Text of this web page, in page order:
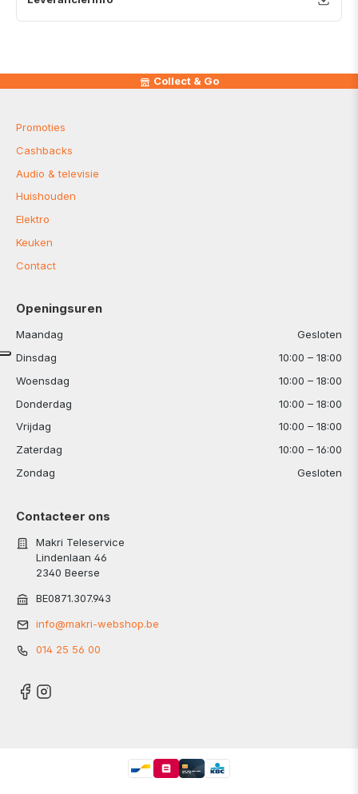
Collect & Go
Promoties
Cashbacks
Audio & televisie
Huishouden
Elektro
Keuken
Contact
Openingsuren
Maandag
Gesloten
Dinsdag
10:00 – 18:00
Woensdag
10:00 – 18:00
Donderdag
10:00 – 18:00
Vrijdag
10:00 – 18:00
Zaterdag
10:00 – 16:00
Zondag
Gesloten
Contacteer ons
Makri Teleservice
Lindenlaan 46
2340 Beerse
BE0871.307.943
info@makri-webshop.be
014 25 56 00